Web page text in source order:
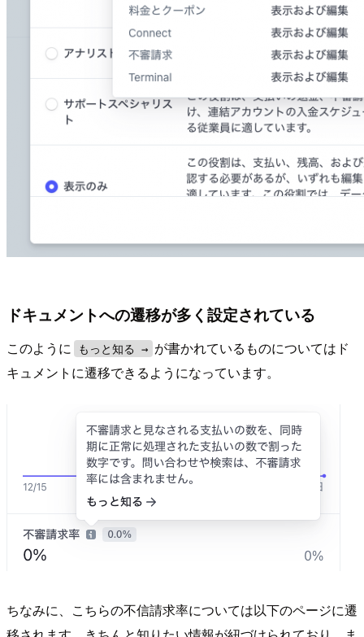
ドキュメントへの遷移が多く設定されている
このように もっと知る → が書かれているものについてはド
キュメントに遷移できるようになっています。
ちなみに、こちらの不信請求率については以下のページに遷